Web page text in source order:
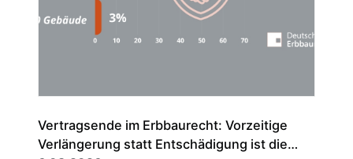
Vertragsende im Erbbaurecht: Vorzeitige
Verlängerung statt Entschädigung ist die